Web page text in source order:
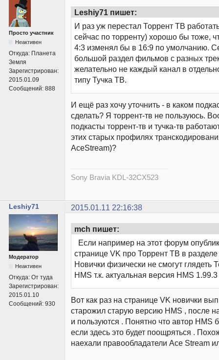
Просто участник
Неактивен
Откуда: Планета
Земля
Зарегистрирован:
2015.01.09
Сообщений: 888
Leshiy71 пишет:
И раз уж перестал Торрент ТВ
сейчас по торренту) хорошо бы тоже,
4:3 изменял бы в 16:9 по умолчанию.
большой раздел фильмов с разных
желательно не каждый канал в
типу Тучка ТВ.
И ещё раз хочу уточнить - в каком
сделать? Я торрент-тв не пользуюсь.
подкасты торрент-тв и тучка-тв
этих старых профилях
AceStream)?
Sony Bravia KDL-32CX523
Leshiy71 2015.01.11 22:16:38
Модератор
Неактивен
Откуда: От туда
Зарегистрирован:
2015.01.10
Сообщений: 930
mch пишет:
Если например на этот форум
странице VK про Торрент ТВ в
Новички физически не смогут глядеть
HMS т.к. актуальная версия HMS 1.99.3
Вот как раз на странице VK новички
старожил старую версию HMS , после
и пользуются . Понятно что автор HMS
если здесь это будет поощряться .
наехали правообладатели Ace Stream